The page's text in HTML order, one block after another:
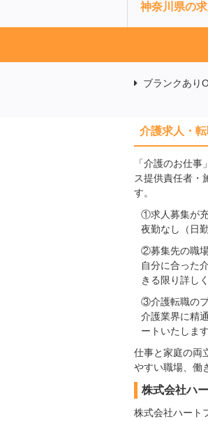
神奈川県の
ブランクあり
介護求人・
「介護のお仕
ス提供責任者・
す。
①求人募集が充
夜勤なし（日
②募集先の職場
自分に合った
きる限り詳し
③介護転職の
介護業界に精
ートいたしま
仕事と家庭の両
やすい職場、働
株式会社ハ
株式会社ハート